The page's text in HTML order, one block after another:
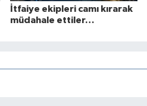
İtfaiye ekipleri camı kırarak
müdahale ettiler…